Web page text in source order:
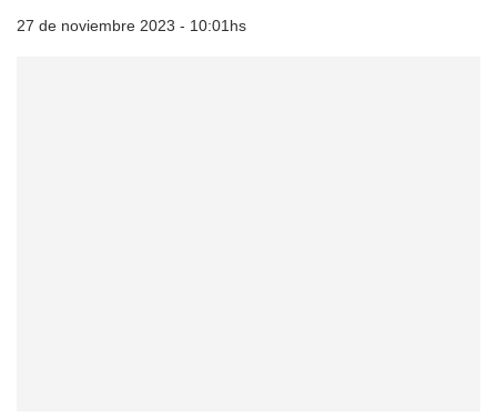
27 de noviembre 2023 - 10:01hs